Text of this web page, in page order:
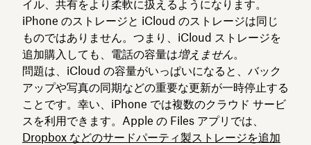
イル、共有をより柔軟に扱えるようになります。
iPhone のストレージと iCloud のストレージは同じ
ものではありません。つまり、iCloud ストレージを
追加購入しても、電話の容量は増えません。
問題は、iCloud の容量がいっぱいになると、バック
アップや写真の同期などの重要な更新が一時停止する
ことです。幸い、iPhone では複数のクラウド サービ
スを利用できます。Apple の Files アプリでは、
Dropbox などのサードパーティ製ストレージを追加